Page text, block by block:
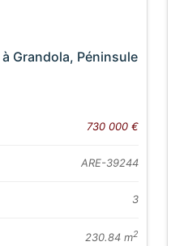
Grandola, Péninsule
730 000 €
ARE-39244
3
230.84 m2